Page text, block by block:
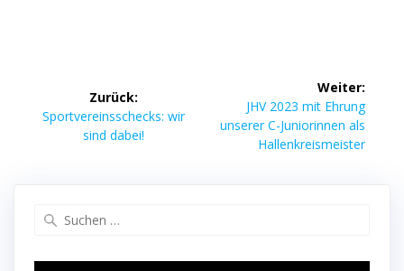
Zurück:
Vorheriger
Beitrag:
Sportvereinsschecks: wir
sind dabei!
Weiter:
Nächster
Beitrag:
JHV 2023 mit Ehrung
unserer C-Juniorinnen als
Hallenkreismeister